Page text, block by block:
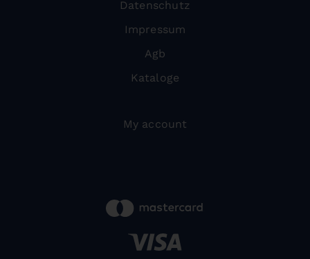
Datenschutz
Impressum
Agb
Kataloge
My account